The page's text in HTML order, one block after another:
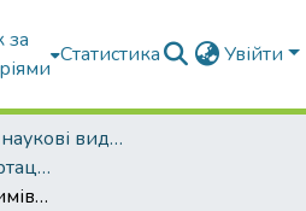
за
Статистика Увійти
Навчальні та наукові видання
Автореферати дисертацій та дисертації
Обґрунтування режимів комбінованого опромінювання та технічних засобів для передпосівної стимуляції насіння